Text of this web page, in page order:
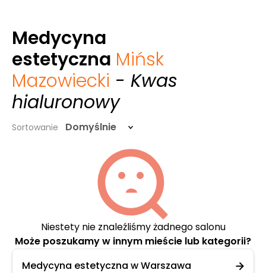
Medycyna
estetyczna Mińsk
Mazowiecki - Kwas
hialuronowy
Sortowanie Domyślnie
Niestety nie znaleźliśmy żadnego salonu
Może poszukamy w innym mieście lub kategorii?
Medycyna estetyczna w Warszawa